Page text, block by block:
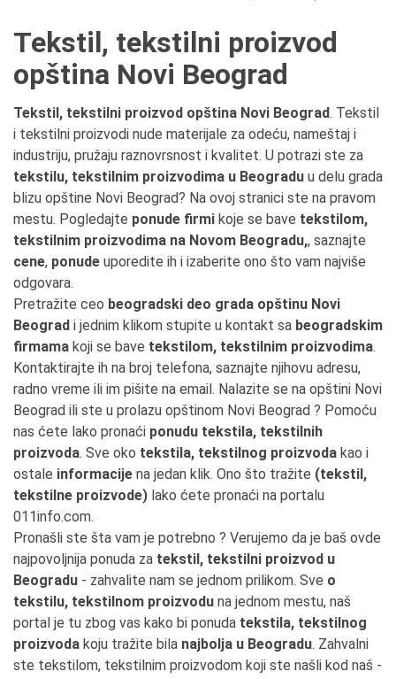
Tekstil, tekstilni proizvod
opština Novi Beograd
Tekstil, tekstilni proizvod opština Novi Beograd. Tekstil
i tekstilni proizvodi nude materijale za odeću, nameštaj i
industriju, pružaju raznovrsnost i kvalitet. U potrazi ste za
tekstilu, tekstilnim proizvodima u Beogradu u delu grada
blizu opštine Novi Beograd? Na ovoj stranici ste na pravom
mestu. Pogledajte ponude firmi koje se bave tekstilom,
tekstilnim proizvodima na Novom Beogradu,, saznajte
cene, ponude uporedite ih i izaberite ono što vam najviše
odgovara.
Pretražite ceo beogradski deo grada opštinu Novi
Beograd i jednim klikom stupite u kontakt sa beogradskim
firmama koji se bave tekstilom, tekstilnim proizvodima.
Kontaktirajte ih na broj telefona, saznajte njihovu adresu,
radno vreme ili im pišite na email. Nalazite se na opštini Novi
Beograd ili ste u prolazu opštinom Novi Beograd ? Pomoću
nas ćete lako pronaći ponudu tekstila, tekstilnih
proizvoda. Sve oko tekstila, tekstilnog proizvoda kao i
ostale informacije na jedan klik. Ono što tražite (tekstil,
tekstilne proizvode) lako ćete pronaći na portalu
011info.com.
Pronašli ste šta vam je potrebno ? Verujemo da je baš ovde
najpovoljnija ponuda za tekstil, tekstilni proizvod u
Beogradu - zahvalite nam se jednom prilikom. Sve o
tekstilu, tekstilnom proizvodu na jednom mestu, naš
portal je tu zbog vas kako bi ponuda tekstila, tekstilnog
proizvoda koju tražite bila najbolja u Beogradu. Zahvalni
ste tekstilom, tekstilnim proizvodom koji ste našli kod naš -